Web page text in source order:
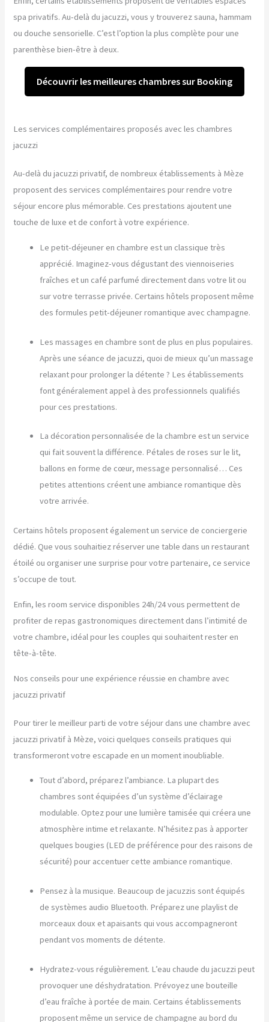
spa privatifs. Au-delà du jacuzzi, vous y trouverez sauna, hammam
ou douche sensorielle. C’est l’option la plus complète pour une
parenthèse bien-être à deux.
Découvrir les meilleures chambres sur Booking
Les services complémentaires proposés avec les chambres
jacuzzi
Au-delà du jacuzzi privatif, de nombreux établissements à Mèze
proposent des services complémentaires pour rendre votre
séjour encore plus mémorable. Ces prestations ajoutent une
touche de luxe et de confort à votre expérience.
Le petit-déjeuner en chambre est un classique très
apprécié. Imaginez-vous dégustant des viennoiseries
fraîches et un café parfumé directement dans votre lit ou
sur votre terrasse privée. Certains hôtels proposent même
des formules petit-déjeuner romantique avec champagne.
Les massages en chambre sont de plus en plus populaires.
Après une séance de jacuzzi, quoi de mieux qu’un massage
relaxant pour prolonger la détente ? Les établissements
font généralement appel à des professionnels qualifiés
pour ces prestations.
La décoration personnalisée de la chambre est un service
qui fait souvent la différence. Pétales de roses sur le lit,
ballons en forme de cœur, message personnalisé… Ces
petites attentions créent une ambiance romantique dès
votre arrivée.
Certains hôtels proposent également un service de conciergerie
dédié. Que vous souhaitiez réserver une table dans un restaurant
étoilé ou organiser une surprise pour votre partenaire, ce service
s’occupe de tout.
Enfin, les room service disponibles 24h/24 vous permettent de
profiter de repas gastronomiques directement dans l’intimité de
votre chambre, idéal pour les couples qui souhaitent rester en
tête-à-tête.
Nos conseils pour une expérience réussie en chambre avec
jacuzzi privatif
Pour tirer le meilleur parti de votre séjour dans une chambre avec
jacuzzi privatif à Mèze, voici quelques conseils pratiques qui
transformeront votre escapade en un moment inoubliable.
Tout d’abord, préparez l’ambiance. La plupart des
chambres sont équipées d’un système d’éclairage
modulable. Optez pour une lumière tamisée qui créera une
atmosphère intime et relaxante. N’hésitez pas à apporter
quelques bougies (LED de préférence pour des raisons de
sécurité) pour accentuer cette ambiance romantique.
Pensez à la musique. Beaucoup de jacuzzis sont équipés
de systèmes audio Bluetooth. Préparez une playlist de
morceaux doux et apaisants qui vous accompagneront
pendant vos moments de détente.
Hydratez-vous régulièrement. L’eau chaude du jacuzzi peut
provoquer une déshydratation. Prévoyez une bouteille
d’eau fraîche à portée de main. Certains établissements
proposent même un service de champagne au bord du